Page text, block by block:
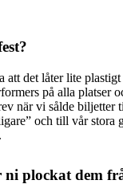
det låter lite
på alla platser
när vi sålde biljetter
och till vår stora
ni plockat dem